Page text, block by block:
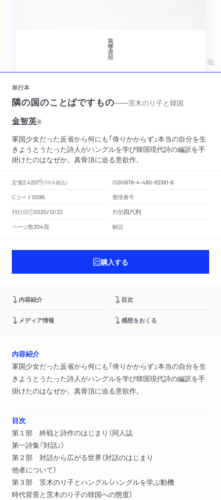
単行本
隣の国のことばですもの——茨木のり子と韓国
金智英著
軍国少女だった反省から何にも「倚りかからず」本当の自分を生
きようとうたった詩人がハングルを学び韓国現代詩の編訳を手
掛けたのはなぜか。真骨頂に迫る意欲作。
定価2,420円 （10％税込） ISBN978-4-480-82381-6
Cコード0095
整理番号
刊行日
2020/12/22 判型四六判
ページ数304頁 解説
購入する
内容紹介 目次
メディア情報 感想をおくる
内容紹介
軍国少女だった反省から何にも「倚りかからず」本当の自分を生
きようとうたった詩人がハングルを学び韓国現代詩の編訳を手
掛けたのはなぜか。真骨頂に迫る意欲作。
目次
第１部 終戦と詩作のはじまり（同人誌
第一詩集『対話』）
第２部 対話から広がる世界（対話のはじまり
他者について）
第３部 茨木のり子とハングル（ハングルを学ぶ動機
時代背景と茨木のり子の韓国への態度）